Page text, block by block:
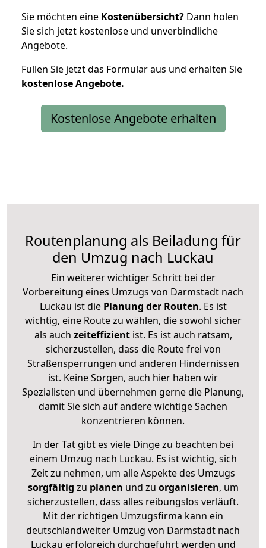
Sie möchten eine Kostenübersicht? Dann holen
Sie sich jetzt kostenlose und unverbindliche
Angebote.
Füllen Sie jetzt das Formular aus und erhalten Sie
kostenloseAngebote.
Kostenlose Angebote erhalten
Routenplanung als Beiladung für
den Umzug nach Luckau
Ein weiterer wichtiger Schritt bei der
Vorbereitung eines Umzugs von Darmstadt nach
Luckau ist diePlanung der Routen. Es ist
wichtig, eine Route zu wählen, die sowohl sicher
als auch zeiteffizientist. Es ist auch ratsam,
sicherzustellen, dass die Route frei von
Straßensperrungen und anderen Hindernissen
ist. Keine Sorgen, auch hier haben wir
Spezialisten und übernehmen gerne die Planung,
damit Sie sich auf andere wichtige Sachen
konzentrieren können.
In der Tat gibt es viele Dinge zu beachten bei
einem Umzug nach Luckau. Es ist wichtig, sich
Zeit zu nehmen, um alle Aspekte des Umzugs
sorgfältig zu planen und zu organisieren, um
sicherzustellen, dass alles reibungslos verläuft.
Mit der richtigen Umzugsfirma kann ein
deutschlandweiter Umzug von Darmstadt nach
Luckau erfolgreich durchgeführt werden und